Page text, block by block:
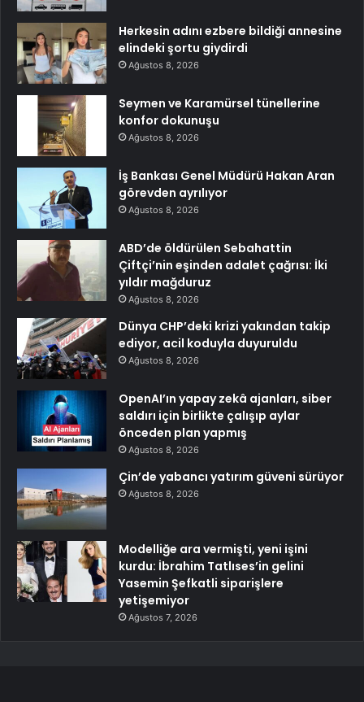
Herkesin adını ezbere bildiği annesine
elindeki şortu giydirdi
Ağustos 8, 2026
Seymen ve Karamürsel tünellerine
konfor dokunuşu
Ağustos 8, 2026
İş Bankası Genel Müdürü Hakan Aran
görevden ayrılıyor
Ağustos 8, 2026
ABD’de öldürülen Sebahattin
Çiftçi’nin eşinden adalet çağrısı: İki
yıldır mağduruz
Ağustos 8, 2026
Dünya CHP’deki krizi yakından takip
ediyor, acil koduyla duyuruldu
Ağustos 8, 2026
OpenAI’ın yapay zekâ ajanları, siber
saldırı için birlikte çalışıp aylar
önceden plan yapmış
Ağustos 8, 2026
Çin’de yabancı yatırım güveni sürüyor
Ağustos 8, 2026
Modelliğe ara vermişti, yeni işini
kurdu: İbrahim Tatlıses’in gelini
Yasemin Şefkatli siparişlere
yetişemiyor
Ağustos 7, 2026